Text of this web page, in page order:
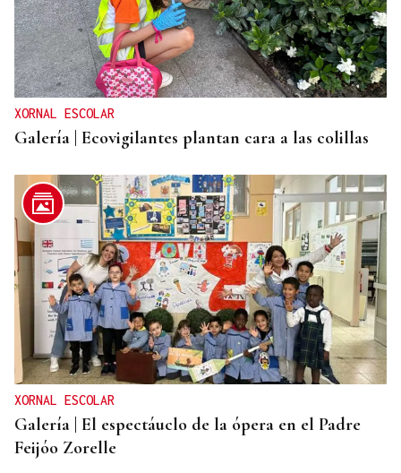
XORNAL ESCOLAR
Galería | Ecovigilantes plantan cara a las colillas
XORNAL ESCOLAR
Galería | El espectáuclo de la ópera en el Padre
Feijóo Zorelle